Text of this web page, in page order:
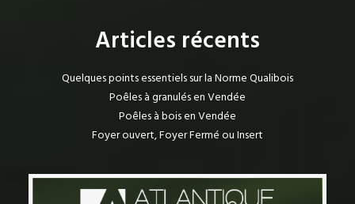
Articles récents
Quelques points essentiels sur la Norme Qualibois
Poêles à granulés en Vendée
Poêles à bois en Vendée
Foyer ouvert, Foyer Fermé ou Insert